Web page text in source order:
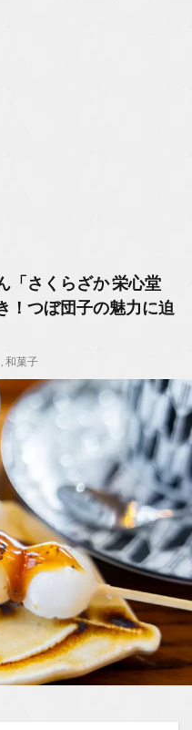
「さくらざか 栄心堂
！つぼ団子の魅力に迫
, 和菓子